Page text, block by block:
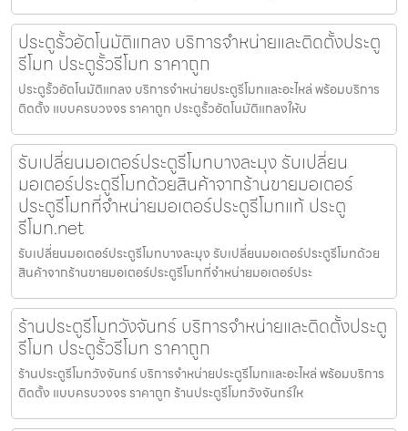
ประตูรั้วอัตโนมัติแกลง บริการจำหน่ายและติดตั้งประตู
รีโมท ประตูรั้วรีโมท ราคาถูก
ประตูรั้วอัตโนมัติแกลง บริการจำหน่ายประตูรีโมทและอะไหล่ พร้อมบริการ
ติดตั้ง แบบครบวงจร ราคาถูก ประตูรั้วอัตโนมัติแกลงให้บ
รับเปลี่ยนมอเตอร์ประตูรีโมทบางละมุง รับเปลี่ยน
มอเตอร์ประตูรีโมทด้วยสินค้าจากร้านขายมอเตอร์
ประตูรีโมทที่จำหน่ายมอเตอร์ประตูรีโมทแท้ ประตู
รีโมท.net
รับเปลี่ยนมอเตอร์ประตูรีโมทบางละมุง รับเปลี่ยนมอเตอร์ประตูรีโมทด้วย
สินค้าจากร้านขายมอเตอร์ประตูรีโมทที่จำหน่ายมอเตอร์ประ
ร้านประตูรีโมทวังจันทร์ บริการจำหน่ายและติดตั้งประตู
รีโมท ประตูรั้วรีโมท ราคาถูก
ร้านประตูรีโมทวังจันทร์ บริการจำหน่ายประตูรีโมทและอะไหล่ พร้อมบริการ
ติดตั้ง แบบครบวงจร ราคาถูก ร้านประตูรีโมทวังจันทร์ให